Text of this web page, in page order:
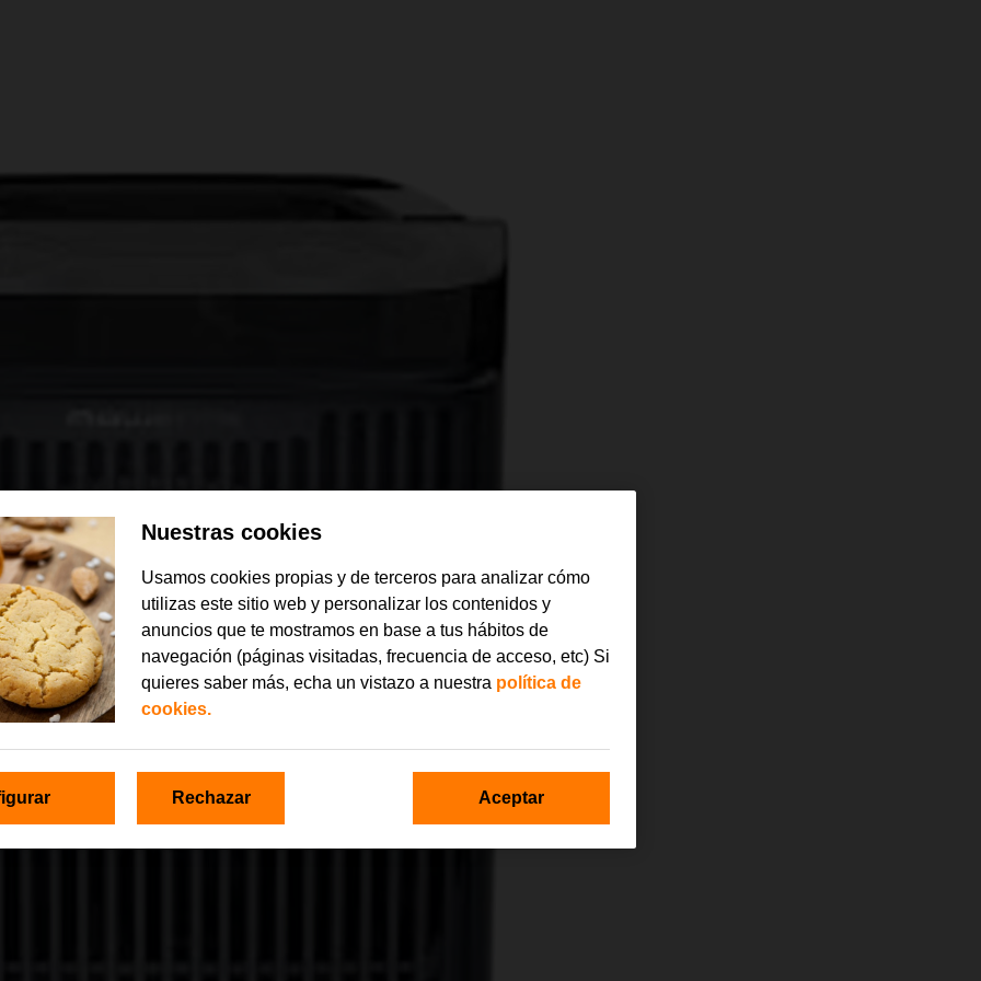
Nuestras cookies
Usamos cookies propias y de terceros para analizar cómo
utilizas este sitio web y personalizar los contenidos y
anuncios que te mostramos en base a tus hábitos de
navegación (páginas visitadas, frecuencia de acceso, etc) Si
quieres saber más, echa un vistazo a nuestra política de
cookies.
Rechazar Aceptar